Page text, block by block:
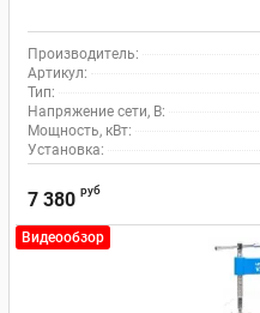
Производитель:
Артикул:
Тип:
Напряжение сети, В:
Мощность, кВт:
Установка:
7 380 руб
Видеообзор